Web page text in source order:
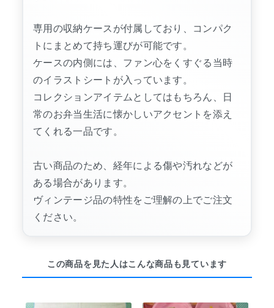
専用の収納ケースが付属しており、コンパク
トにまとめて持ち運びが可能です。
ケースの内側には、ファン心をくすぐる当時
のイラストシートが入っています。
コレクションアイテムとしてはもちろん、日
常のお弁当生活に懐かしいアクセントを添え
てくれる一品です。
古い商品のため、経年による傷や汚れなどが
ある場合があります。
ヴィンテージ品の特性をご理解の上でご注文
ください。
この商品を見た人はこんな商品も見ています